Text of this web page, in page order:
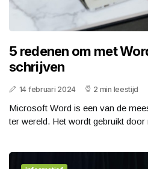
5 redenen om met
schrijven
14 februari 2024 2 min leestijd
Microsoft Word is een van de
ter wereld. Het wordt gebruikt door